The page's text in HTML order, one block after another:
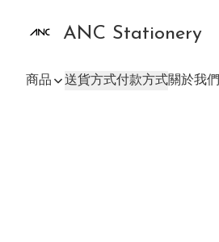
ANC Stationery
商品 送貨方式付款方式關於我們